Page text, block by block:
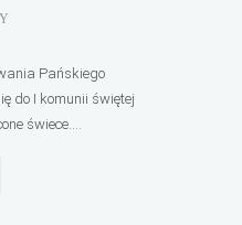
Pańskiego
do I komunii świętej
świece....